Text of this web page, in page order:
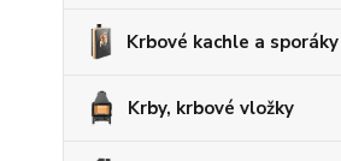
Krbové kachle a sporáky
Krby, krbové vložky